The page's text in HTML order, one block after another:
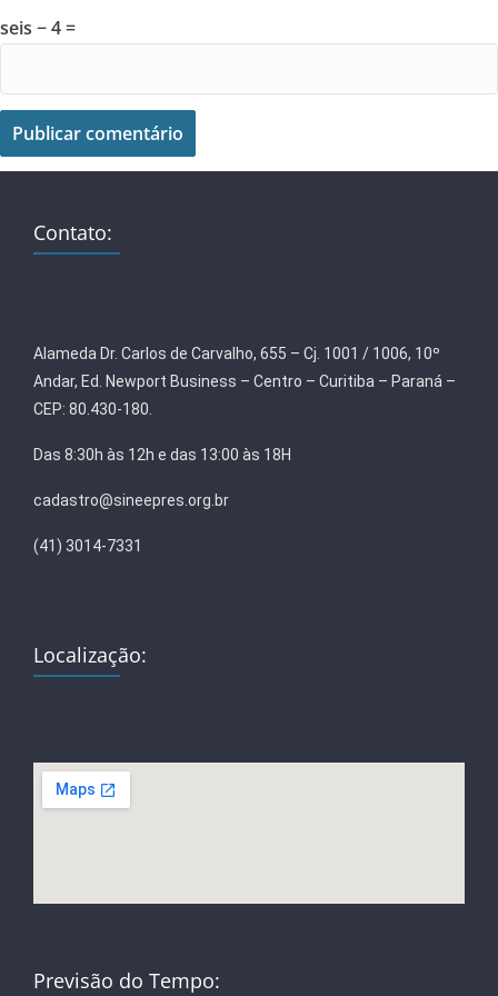
seis − 4 =
Contato:
Alameda Dr. Carlos de Carvalho, 655 – Cj. 1001 / 1006, 10º
Andar, Ed. Newport Business – Centro – Curitiba – Paraná –
CEP: 80.430-180.
Das 8:30h às 12h e das 13:00 às 18H
cadastro@sineepres.org.br
(41) 3014-7331
Localização:
Previsão do Tempo: